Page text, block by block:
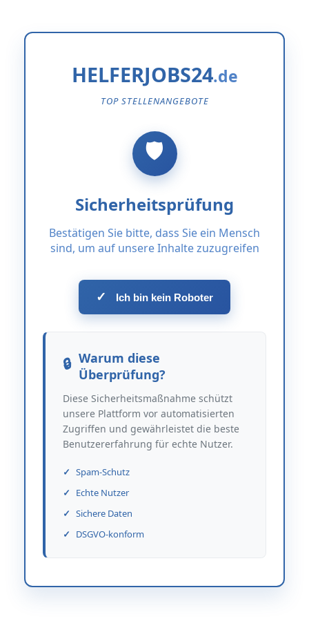
HELFERJOBS24
TOP STELLENANGEBOTE
Sicherheitsprüfung
Bestätigen Sie bitte, dass Sie ein Mensch
sind, um auf unsere Inhalte zuzugreifen
✓ Ich bin kein Roboter
Warum diese
Überprüfung?
Diese Sicherheitsmaßnahme schützt
unsere Plattform vor automatisierten
Zugriffen und gewährleistet die beste
Benutzererfahrung für echte Nutzer.
Spam-Schutz
Echte Nutzer
Sichere Daten
DSGVO-konform